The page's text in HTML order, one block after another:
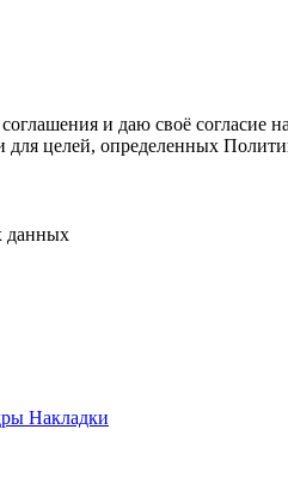
и даю своё согласие
целей, определенных
данных
Накладки